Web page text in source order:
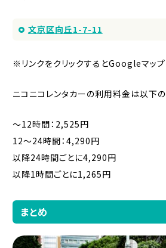
文京区向丘1-7-11
※リンクをクリックするとGoogleマップ
ニコニコレンタカーの利用料金は以下の
〜12時間：2,525円
12〜24時間：4,290円
以降24時間ごとに4,290円
以降1時間ごとに1,265円
まとめ